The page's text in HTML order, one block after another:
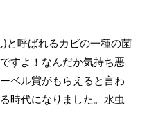
と呼ばれるカビの一種の菌
すよ！なんだか気持ち悪
ベル賞がもらえると言わ
時代になりました。水虫